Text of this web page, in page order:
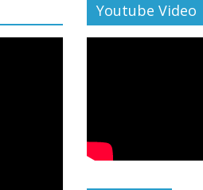
Youtube Video